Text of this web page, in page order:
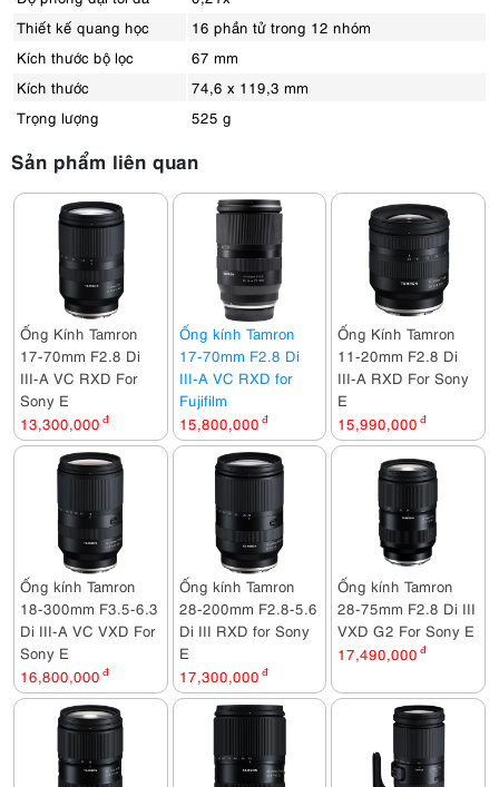
Thiết kế quang học
16 phần tử trong 12 nhóm
Kích thước bộ lọc
67 mm
Kích thước
74,6 x 119,3 mm
Trọng lượng
525 g
Sản phẩm liên quan
Ống Kính Tamron
17-70mm F2.8 Di
III-A VC RXD For
Sony E
13,300,000 đ
Ống kính Tamron
17-70mm F2.8 Di
III-A VC RXD for
Fujifilm
15,800,000 đ
Ống Kính Tamron
11-20mm F2.8 Di
III-A RXD For Sony
E
15,990,000 đ
Ống kính Tamron
18-300mm F3.5-6.3
Di III-A VC VXD For
Sony E
16,800,000 đ
Ống kính Tamron
28-200mm F2.8-5.6
Di III RXD for Sony
E
17,300,000 đ
Ống kính Tamron
28-75mm F2.8 Di III
VXD G2 For Sony E
17,490,000 đ